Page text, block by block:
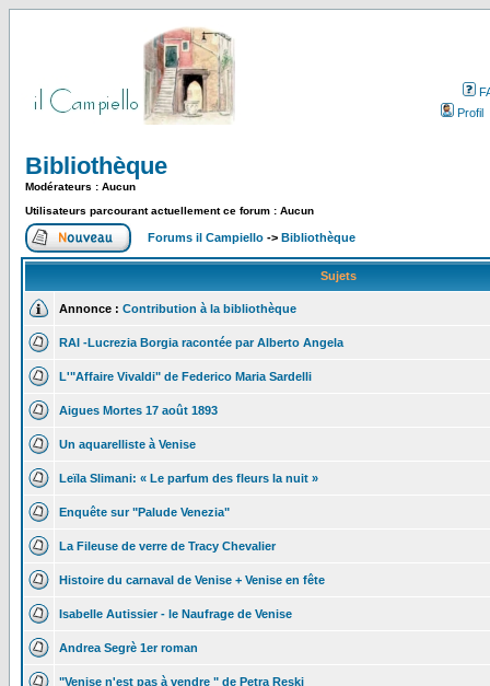
Profil
Bibliothèque
Modérateurs : Aucun
Utilisateurs parcourant actuellement ce forum : Aucun
Forums il Campiello -> Bibliothèque
Sujets
Annonce : Contribution à la bibliothèque
RAI -Lucrezia Borgia racontée par Alberto Angela
L'"Affaire Vivaldi" de Federico Maria Sardelli
Aigues Mortes 17 août 1893
Un aquarelliste à Venise
Leïla Slimani: « Le parfum des fleurs la nuit »
Enquête sur "Palude Venezia"
La Fileuse de verre de Tracy Chevalier
Histoire du carnaval de Venise + Venise en fête
Isabelle Autissier - le Naufrage de Venise
Andrea Segrè 1er roman
"Venise n'est pas à vendre " de Petra Reski